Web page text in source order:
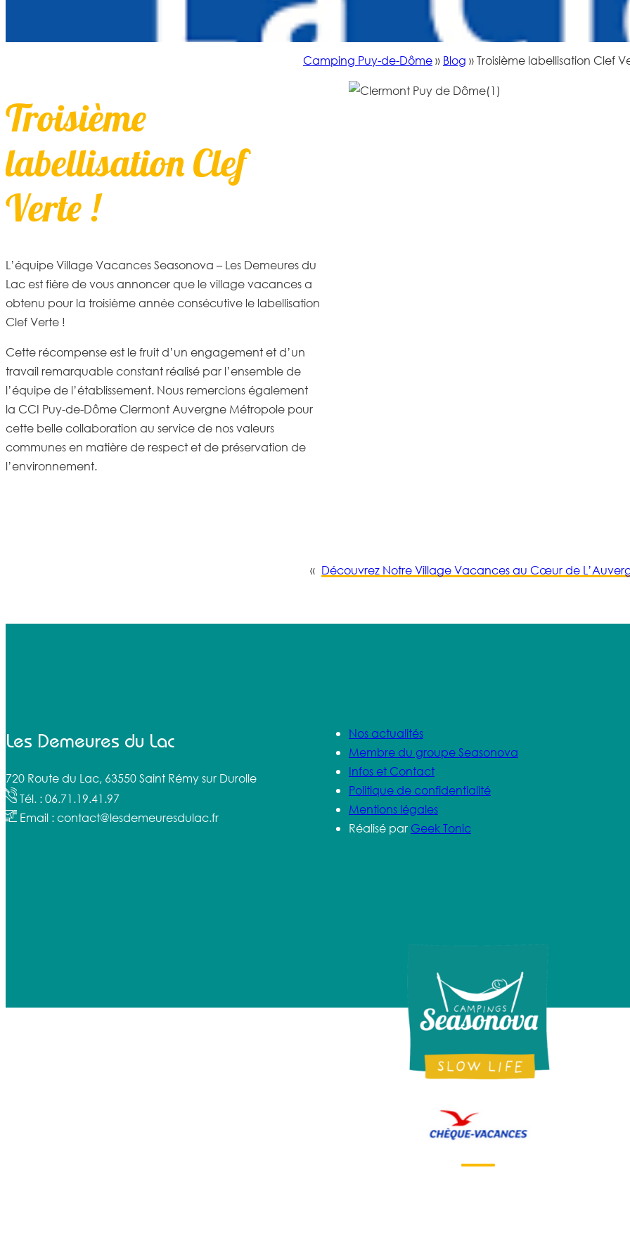
Camping Puy-de-Dôme» Blog »Troisième labellisation Clef
Troisième
labellisation Clef
Verte !
L’équipeVillage Vacances Seasonova – Les Demeures du
Lacest fière de vous annoncer que le village vacances a
obtenu pour la troisième année consécutive le labellisation
Clef Verte !
Cette récompense est le fruit d’un engagement et d’un
travail remarquable constant réalisé par l’ensemble de
l’équipe de l’établissement. Nous remercions également
la CCI Puy-de-Dôme Clermont Auvergne Métropole pour
cette belle collaboration au service de nos valeurs
communes en matière de respect et de préservation de
l’environnement.
« Découvrez Notre Village Vacances au Cœur de
Les Demeures du Lac
720 Route du Lac, 63550 Saint Rémy sur Durolle
Tél. : 06.71.19.41.97
Email : contact@lesdemeuresdulac.fr
Nos actualités
Membre du groupe Seasonova
Infos et Contact
Politique de confidentialité
Mentions légales
Réalisé par Geek Tonic